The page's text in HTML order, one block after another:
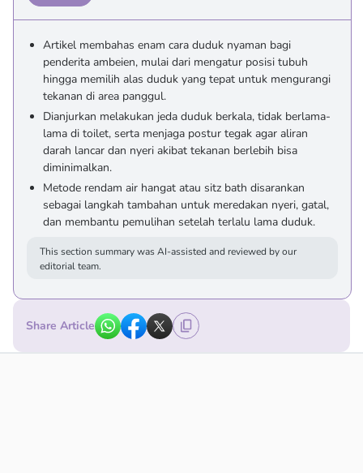
Artikel membahas enam cara duduk nyaman bagi
penderita ambeien, mulai dari mengatur posisi tubuh
hingga memilih alas duduk yang tepat untuk mengurangi
tekanan di area panggul.
Dianjurkan melakukan jeda duduk berkala, tidak berlama-
lama di toilet, serta menjaga postur tegak agar aliran
darah lancar dan nyeri akibat tekanan berlebih bisa
diminimalkan.
Metode rendam air hangat atau sitz bath disarankan
sebagai langkah tambahan untuk meredakan nyeri, gatal,
dan membantu pemulihan setelah terlalu lama duduk.
This section summary was AI-assisted and reviewed by our
editorial team.
Share Article